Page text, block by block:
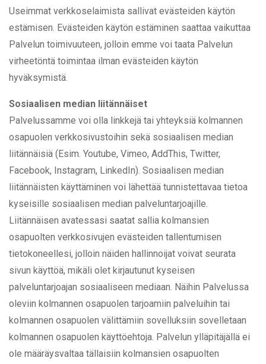
Useimmat verkkoselaimista sallivat evästeiden käytön
estämisen. Evästeiden käytön estäminen saattaa vaikuttaa
Palvelun toimivuuteen, jolloin emme voi taata Palvelun
virheetöntä toimintaa ilman evästeiden käytön
hyväksymistä.
Sosiaalisen median liitännäiset
Palvelussamme voi olla linkkejä tai yhteyksiä kolmannen
osapuolen verkkosivustoihin sekä sosiaalisen median
liitännäisiä (Esim. Youtube, Vimeo, AddThis, Twitter,
Facebook, Instagram, LinkedIn). Sosiaalisen median
liitännäisten käyttäminen voi lähettää tunnistettavaa tietoa
kyseisille sosiaalisen median palveluntarjoajille.
Liitännäisen avatessasi saatat sallia kolmansien
osapuolten verkkosivujen evästeiden tallentumisen
tietokoneellesi, jolloin näiden hallinnoijat voivat seurata
sivun käyttöä, mikäli olet kirjautunut kyseisen
palveluntarjoajan sosiaaliseen mediaan. Näihin Palvelussa
oleviin kolmannen osapuolen tarjoamiin palveluihin tai
kolmannen osapuolen välittämiin sovelluksiin sovelletaan
kolmannen osapuolen käyttöehtoja. Palvelun ylläpitäjällä ei
ole määräysvaltaa tällaisiin kolmansien osapuolten